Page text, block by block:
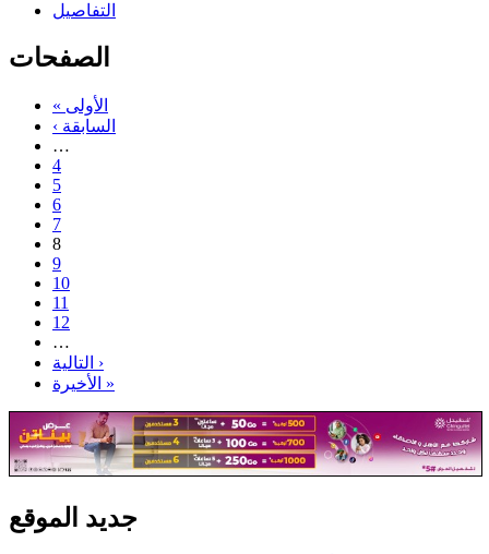
التفاصيل
الصفحات
« الأولى
‹ السابقة
…
4
5
6
7
8
9
10
11
12
…
التالية ›
الأخيرة »
جديد الموقع